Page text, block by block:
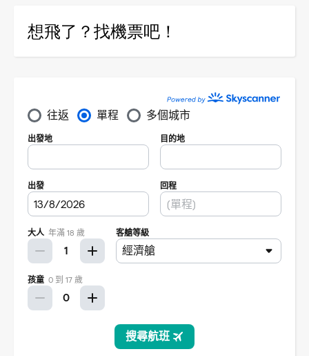
想飛了？找機票吧！